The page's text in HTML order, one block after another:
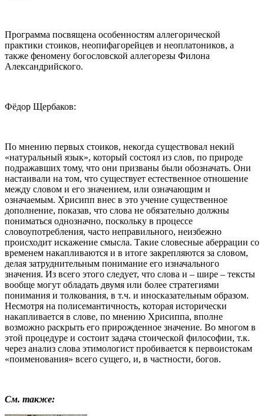
Программа посвящена особенностям аллегорической
практики стоиков, неопифагорейцев и неоплатоников, а
также феномену богословской аллегорезы Филона
Александрийского.
Фёдор Щербаков:
По мнению первых стоиков, некогда существовал некий
«натуральный язык», который состоял из слов, по природе
подражавших тому, что они призваны были обозначать. Они
настаивали на том, что существует естественное отношение
между словом и его значением, или означающим и
означаемым. Хрисипп внес в это учение существенное
дополнение, показав, что слова не обязательно должны
пониматься однозначно, поскольку в процессе
словоупотребления, часто неправильного, неизбежно
происходит искажение смысла. Такие словесные аберрации со
временем накапливаются и в итоге закрепляются за словом,
делая затруднительным понимание его изначального
значения. Из всего этого следует, что слова и – шире – тексты
вообще могут обладать двумя или более стратегиями
понимания и толкования, в т.ч. и иносказательным образом.
Несмотря на полисемантичность, которая исторически
накапливается в слове, по мнению Хрисиппа, вполне
возможно раскрыть его прирожденное значение. Во многом в
этой процедуре и состоит задача стоической философии, т.к.
через анализ слова этимологист пробивается к первоистокам
«поименования» всего сущего, и, в частности, богов.
См. также: